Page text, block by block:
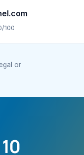
100
or